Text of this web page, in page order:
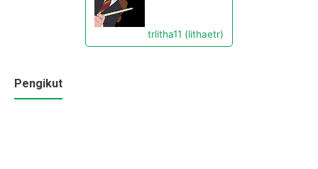
trlitha11 (lithaetr)
Pengikut